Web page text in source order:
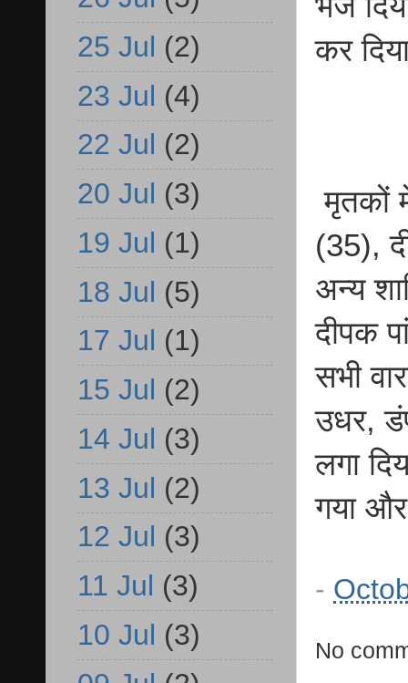
कर
मृतकों
(35),
अन्य
दीपक
सभी
उधर,
लगा
गया और
-
No
25 Jul (2)
23 Jul (4)
22 Jul (2)
20 Jul (3)
19 Jul (1)
18 Jul (5)
17 Jul (1)
15 Jul (2)
14 Jul (3)
13 Jul (2)
12 Jul (3)
11 Jul (3)
10 Jul (3)